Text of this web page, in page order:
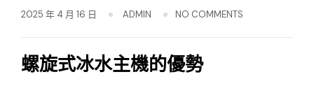
2025 年 4 月 16 日 ADMIN NO COMMENTS
螺旋式冰水主機的優勢